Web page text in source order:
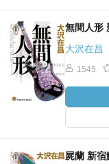
無間人形
大沢在昌
1545
屍蘭 新